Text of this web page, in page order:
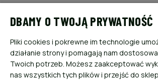
PŁATNOŚCI I DOSTAWA
DBAMY O TWOJĄ PRYWATNOŚĆ
Pliki cookies i pokrewne im technologie
działanie strony i pomagają nam
Twoich potrzeb. Możesz zaakceptować
nas wszystkich tych plików i przejść do